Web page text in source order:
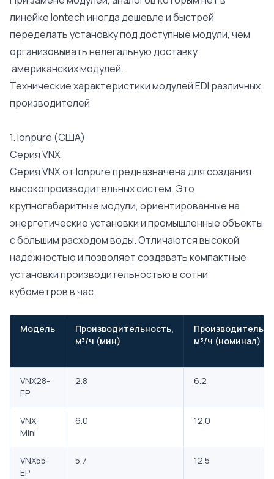
линейке Iontech иногда дешевле и быстрей
переделать установку под доступные модули, чем
организовывать нелегальную доставку
американских модулей.
Технические характеристики модулей EDI различных
производителей
1. Ionpure (США)
Cерия VNX
Серия VNX от Ionpure предназначена для создания
высокопроизводительных систем. Это
крупногабаритные модули, ориентированные на
энергетические установки и промышленные объекты
с большим расходом воды. Отличаются высокой
надёжностью и позволяет создавать компактные
установки производительностью в сотни
кубометров в час.
Модель
Производительность,
м³/ч (мин)
м³/ч (номинал)
VNX28-
EP
2.8 6.2
VNX-
Mini
6.0 12.0
VNX55-
EP
5.7 12.5